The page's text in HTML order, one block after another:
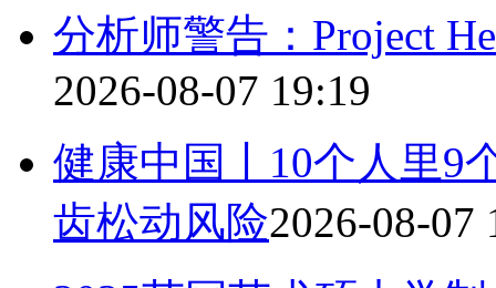
分析师警告：Project
2026-08-07 19:19
健康中国丨10个人里9
齿松动风险2026-08-07